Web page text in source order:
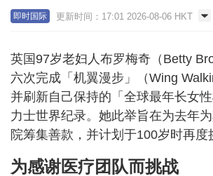
即时国际 更新时间：17:01 2026-08-06 HKT
英国97岁老妇人布罗梅奇（Betty
六次完成「机翼漫步」（Wing
并刷新自己保持的「全球最年长女
力士世界纪录。她此举旨在为去年
院筹集善款，并计划于100岁时再度
为感谢医疗团队而挑战